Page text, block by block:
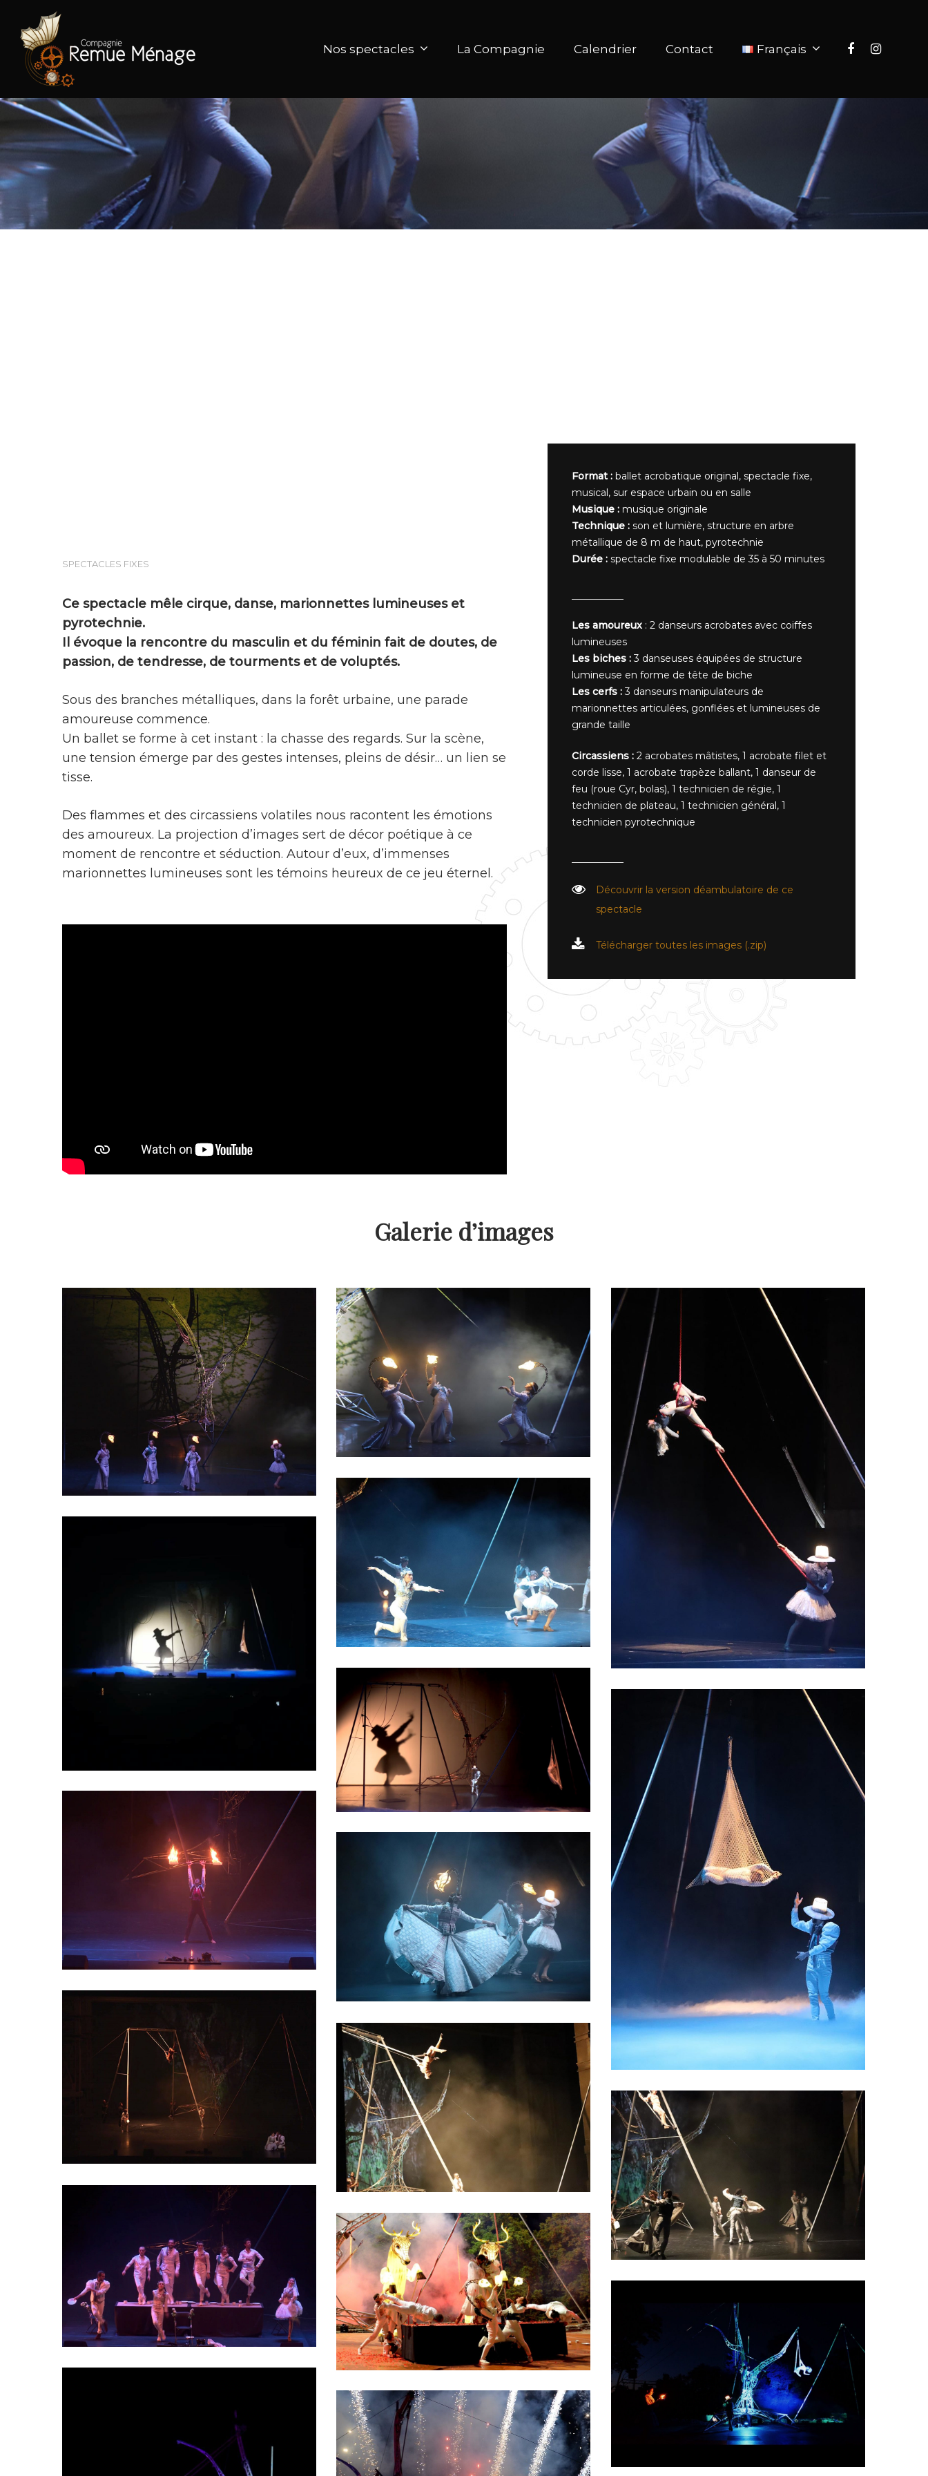
Hit enter to search or ESC to close
Nos spectacles La Compagnie Calendrier Contact Français
SPECTACLES FIXES
Ce spectacle mêle cirque, danse, marionnettes lumineuses et
pyrotechnie.
Il évoque la rencontre du masculin et du féminin fait de doutes, de
passion, de tendresse, de tourments et de voluptés.
Sous des branches métalliques, dans la forêt urbaine, une parade
amoureuse commence.
Un ballet se forme à cet instant : la chasse des regards. Sur la scène,
une tension émerge par des gestes intenses, pleins de désir… un lien se
tisse.
Des flammes et des circassiens volatiles nous racontent les émotions
des amoureux. La projection d’images sert de décor poétique à ce
moment de rencontre et séduction. Autour d’eux, d’immenses
marionnettes lumineuses sont les témoins heureux de ce jeu éternel.
Format :ballet acrobatique original, spectacle fixe,
musical, sur espace urbain ou en salle
Musique :musique originale
Technique :son et lumière, structure en arbre
métallique de 8 m de haut, pyrotechnie
Durée :spectacle fixe modulable de 35 à 50 minutes
Les amoureux: 2 danseurs acrobates avec coiffes
lumineuses
Les biches :3 danseuses équipées de structure
lumineuse en forme de tête de biche
Les cerfs :3 danseurs manipulateurs de
marionnettes articulées, gonflées et lumineuses de
grande taille
Circassiens :2 acrobates mâtistes, 1 acrobate filet et
corde lisse, 1 acrobate trapèze ballant, 1 danseur de
feu (roue Cyr, bolas), 1 technicien de régie, 1
technicien de plateau, 1 technicien général, 1
technicien pyrotechnique
Découvrir la version déambulatoire de ce
spectacle
Télécharger toutes les images (.zip)
Galerie d’images